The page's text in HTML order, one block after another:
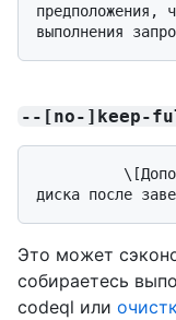
предположения,
--[no-]keep-
Это может
собираетесь
codeql или